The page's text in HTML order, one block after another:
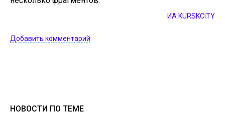
ИА KURSKCiTY
Добавить комментарий
НОВОСТИ ПО ТЕМЕ